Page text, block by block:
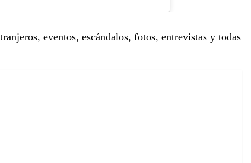
, eventos, escándalos, fotos, entrevistas y todas